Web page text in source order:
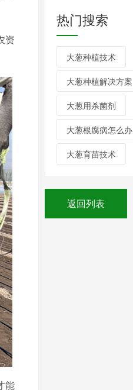
资
能
热门搜索
大葱种植技术
大葱种植解决方案
大葱用杀菌剂
大葱根腐病怎么办
大葱育苗技术
返回列表